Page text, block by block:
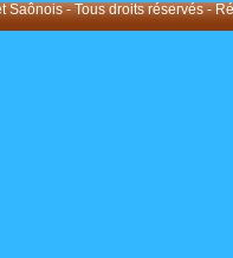
Saônois - Tous droits réservés -